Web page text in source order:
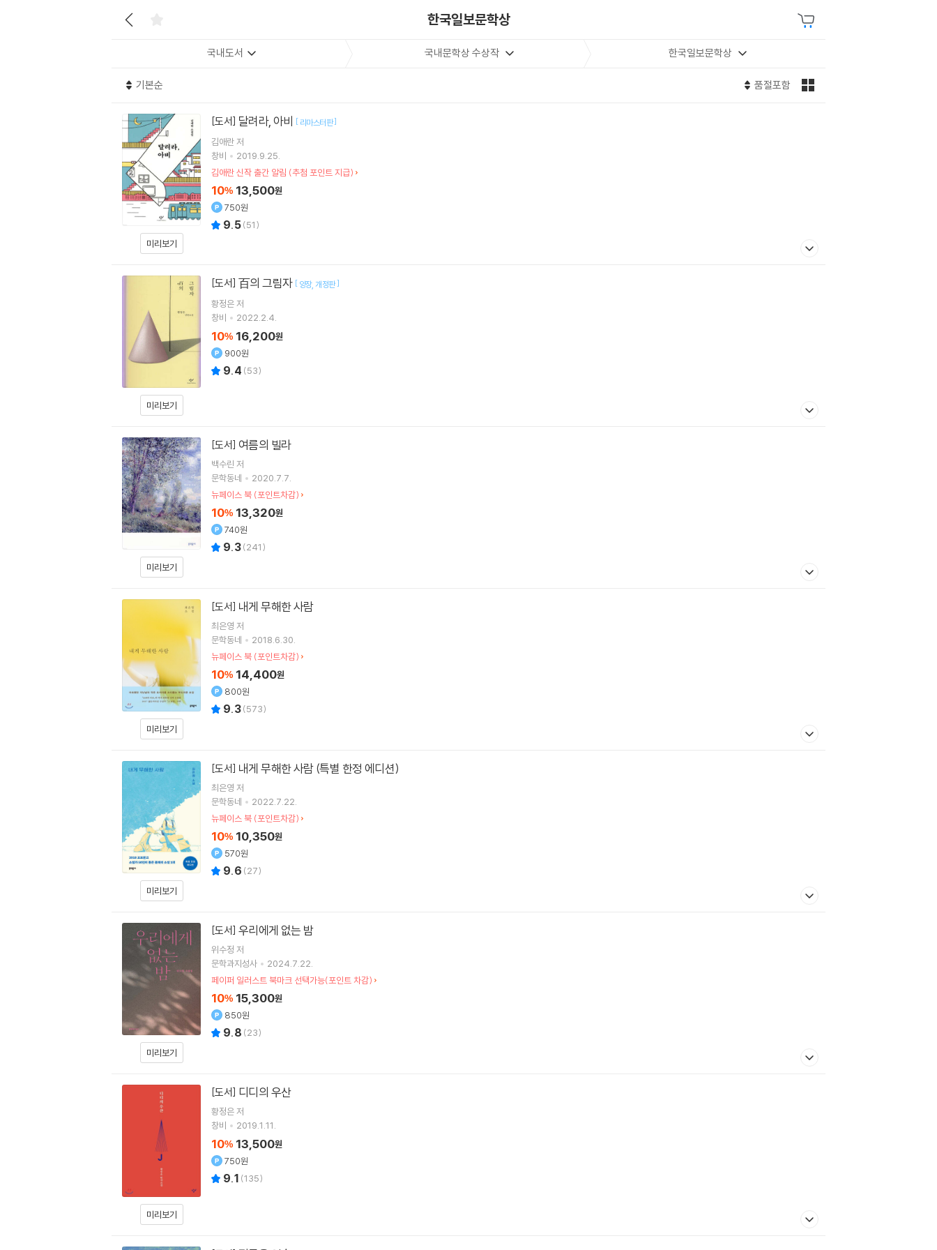
한국일보문학상
국내도서 국내문학상 수상작 한국일보문학상
기본순 품절포함
미리보기
[도서] 달려라, 아비 [ 리마스터판]
김애란저
창비
2019.9.25.
김애란 신작 출간 알림 (추첨 포인트 지급)
10% 13,500원
750원
9.5(51)
미리보기
[도서] 百의 그림자 [ 양장 개정판]
황정은저
창비
2022.2.4.
10% 16,200원
900원
9.4 (53)
미리보기
[도서] 여름의 빌라
백수린 저
문학동네
2020.7.7.
뉴페이스 북 (포인트차감)
10% 13,320원
740원
9.3(241)
미리보기
[도서] 내게 무해한 사람
최은영 저
문학동네
2018.6.30.
뉴페이스 북 (포인트차감)
10% 14,400원
800원
9.3(573)
미리보기
[도서] 내게 무해한 사람 (특별 한정 에디션)
최은영 저
문학동네
2022.7.22.
뉴페이스 북 (포인트차감)
10% 10,350원
570원
9.6 (27)
미리보기
[도서] 우리에게 없는 밤
위수정 저
문학과지성사
2024.7.22.
페이퍼 일러스트 북마크 선택가능(포인트 차감)
10% 15,300원
850원
9.8 (23)
미리보기
[도서] 디디의 우산
황정은저
창비
2019.1.11.
10% 13,500원
750원
9.1 (135)